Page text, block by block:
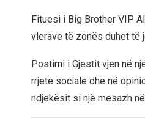
Fituesi i Big Brother VIP
vlerave të zonës duhet të
Postimi i Gjestit vjen në
rrjete sociale dhe në
ndjekësit si një mesazh